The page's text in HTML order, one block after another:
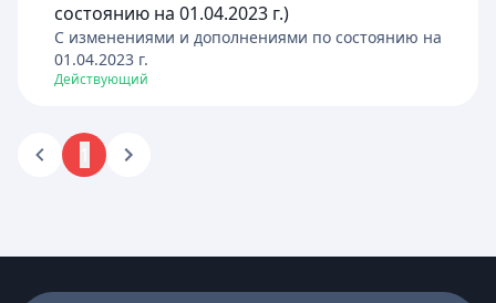
состоянию на 01.04.2023 г.)
C изменениями и дополнениями по состоянию на
01.04.2023 г.
Действующий